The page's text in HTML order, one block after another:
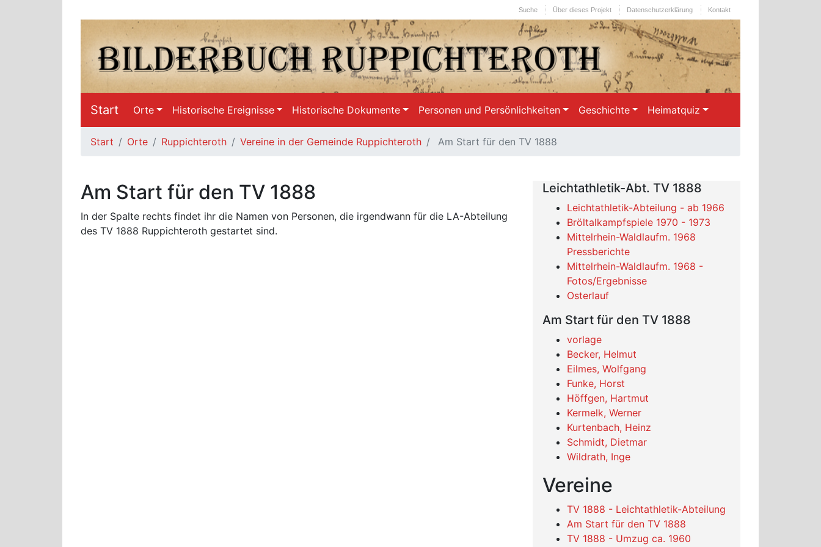
Kontakt
Datenschutzerklärung
Über dieses Projekt
Suche
Start Orte Historische Ereignisse Historische Dokumente Personen und Persönlichkeiten Geschichte Heimatquiz
Start Orte Ruppichteroth Vereine in der Gemeinde Ruppichteroth Am Start für den TV 1888
Am Start für den TV 1888
In der Spalte rechts findet ihr die Namen von Personen, die irgendwann für die LA-Abteilung
des TV 1888 Ruppichteroth gestartet sind.
Leichtathletik-Abt. TV 1888
Leichtathletik-Abteilung - ab 1966
Bröltalkampfspiele 1970 - 1973
Mittelrhein-Waldlaufm. 1968
Pressberichte
Mittelrhein-Waldlaufm. 1968 -
Fotos/Ergebnisse
Osterlauf
Am Start für den TV 1888
vorlage
Becker, Helmut
Eilmes, Wolfgang
Funke, Horst
Höffgen, Hartmut
Kermelk, Werner
Kurtenbach, Heinz
Schmidt, Dietmar
Wildrath, Inge
Vereine
TV 1888 - Leichtathletik-Abteilung
Am Start für den TV 1888
TV 1888 - Umzug ca. 1960